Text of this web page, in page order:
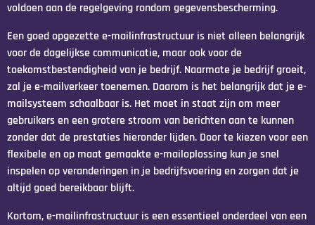
voldoen aan de regelgeving rondom gegevensbescherming.
Een goed opgezette e-mailinfrastructuur is niet alleen belangrijk
voor de dagelijkse communicatie, maar ook voor de
toekomstbestendigheid van je bedrijf. Naarmate je bedrijf groeit,
zal je e-mailverkeer toenemen. Daarom is het belangrijk dat je e-
mailsysteem schaalbaar is. Het moet in staat zijn om meer
gebruikers en een grotere stroom van berichten aan te kunnen
zonder dat de prestaties hieronder lijden. Door te kiezen voor een
flexibele en op maat gemaakte e-mailoplossing kun je snel
inspelen op veranderingen in je bedrijfsvoering en zorgen dat je
altijd goed bereikbaar blijft.
Kortom, e-mailinfrastructuur is een essentieel onderdeel van een